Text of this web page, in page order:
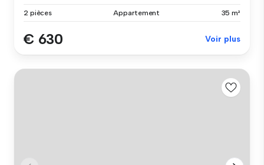
2 pièces Appartement 35 m²
€ 630 Voir plus